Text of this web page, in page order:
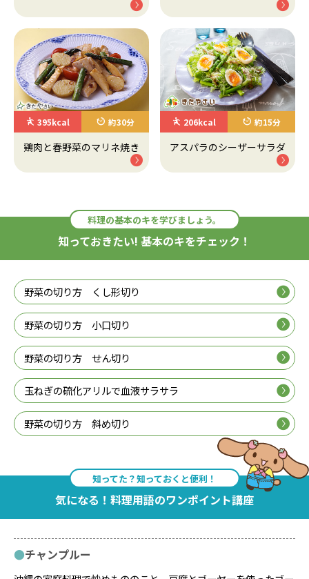
395kcal 約30分
鶏肉と春野菜のマリネ焼き
206kcal 約15分
アスパラのシーザーサラダ
料理の基本のキを学びましょう。
知っておきたい! 基本のキをチェック！
野菜の切り方 くし形切り
野菜の切り方 小口切り
野菜の切り方 せん切り
玉ねぎの硫化アリルで血液サラサラ
野菜の切り方 斜め切り
知ってた？知っておくと便利！
気になる！料理用語のワンポイント講座
チャンプルー